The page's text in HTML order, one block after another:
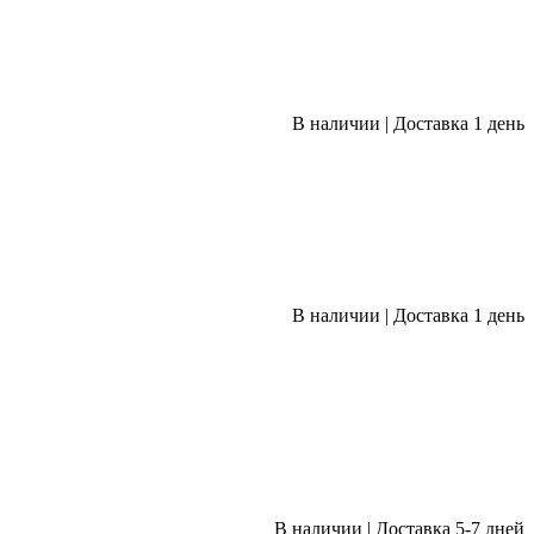
В наличии | Доставка 1 день
В наличии | Доставка 1 день
В наличии | Доставка 5-7 дней